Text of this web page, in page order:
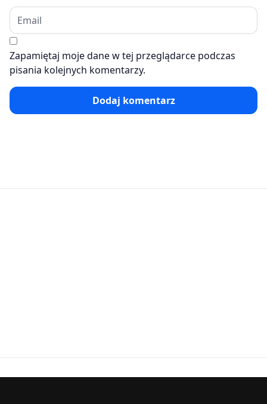
Zapamiętaj moje dane w tej przeglądarce podczas
pisania kolejnych komentarzy.
Dodaj komentarz